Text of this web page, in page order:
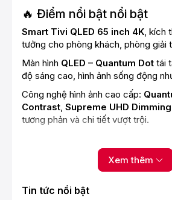
🔥 Điểm nổi bật nổi bật
Smart Tivi QLED 65 inch 4K, kích
tưởng cho phòng khách, phòng giải
Màn hình QLED – Quantum Dot tái
độ sáng cao, hình ảnh sống động
Công nghệ hình ảnh cao cấp:
Contrast, Supreme UHD Dimming
tương phản và chi tiết vượt trội.
mượt mà mọi cảnh chuyển động.
Hỗ trợ game chuyên sâu:Motion
Game Motion Plus
Xem thêm
Tin tức nổi bật